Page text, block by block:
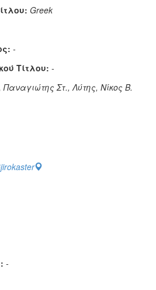
Greek
-
Τίτλου: -
Παναγιώτης Στ., Λύτης, Νίκος Β.
-